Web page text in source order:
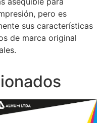
pero es
sus características
de marca original